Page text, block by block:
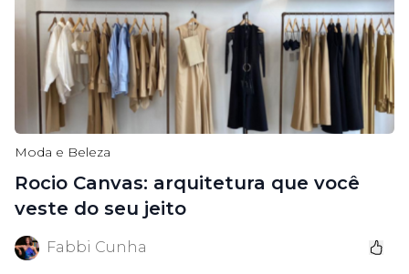
Moda e Beleza
Rocio Canvas: arquitetura que você
veste do seu jeito
Fabbi Cunha